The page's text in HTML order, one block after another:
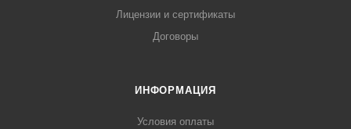
Лицензии и сертификаты
Договоры
ИНФОРМАЦИЯ
Условия оплаты